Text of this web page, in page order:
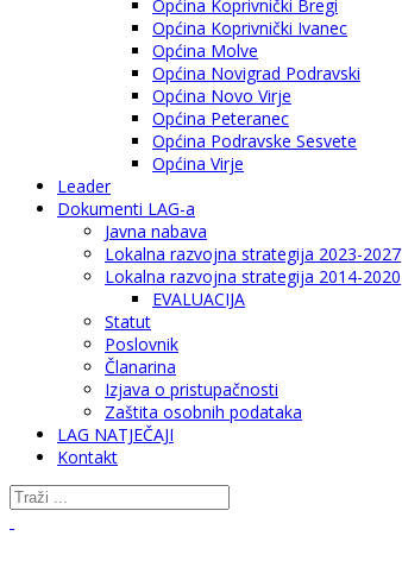
Općina Koprivnički Bregi
Općina Koprivnički Ivanec
Općina Molve
Općina Novigrad Podravski
Općina Novo Virje
Općina Peteranec
Općina Podravske Sesvete
Općina Virje
Leader
Dokumenti LAG-a
Javna nabava
Lokalna razvojna strategija 2023-2027
Lokalna razvojna strategija 2014-2020
EVALUACIJA
Statut
Poslovnik
Članarina
Izjava o pristupačnosti
Zaštita osobnih podataka
LAG NATJEČAJI
Kontakt